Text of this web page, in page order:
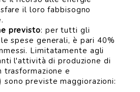
il loro fabbisogno
previsto: per tutti gli
spese generali, è pari 40%
Limitatamente agli
l'attività di produzione di
e
sono previste maggiorazioni: